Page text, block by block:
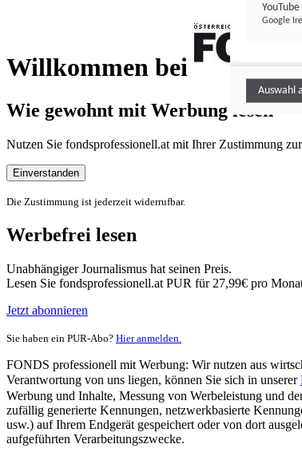
Willkommen bei
FONDS
Wie gewohnt mit Werbung lesen
Nutzen Sie fondsprofessionell.at mit Ihrer Zustimmung
Einverstanden
Die Zustimmung ist jederzeit widerrufbar.
Werbefrei lesen
Unabhängiger Journalismus hat seinen Preis.
Lesen Sie fondsprofessionell.at PUR für 27,99€ pro
Jetzt abonnieren
Sie haben ein PUR-Abo? Hier anmelden.
FONDS professionell mit Werbung: Wir nutzen aus
Verantwortung von uns liegen, können Sie sich in unserer
Werbung und Inhalte, Messung von Werbeleistung und
zufällig generierte Kennungen, netzwerkbasierte
usw.) auf Ihrem Endgerät gespeichert oder von dort
aufgeführten Verarbeitungszwecke.
YouTube
Google
Auswahl